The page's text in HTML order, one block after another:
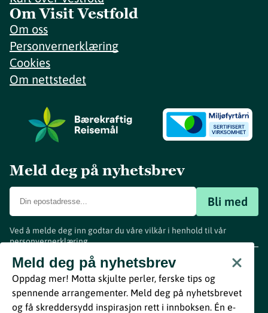
Om Visit Vestfold
Om oss
Personvernerklæring
Cookies
Om nettstedet
Meld deg på nyhetsbrev
Bli med
Ved å melde deg inn godtar du våre vilkår i henhold til vår
personvernerklæring.
Meld deg på nyhetsbrev
Oppdag mer! Motta skjulte perler, ferske tips og
spennende arrangementer. Meld deg på nyhetsbrevet
og få skreddersydd inspirasjon rett i innboksen. Én e-
www.visitvestfold.com
Turistinformasjon
Vestfold Fylkeskommune
ByBreakfast